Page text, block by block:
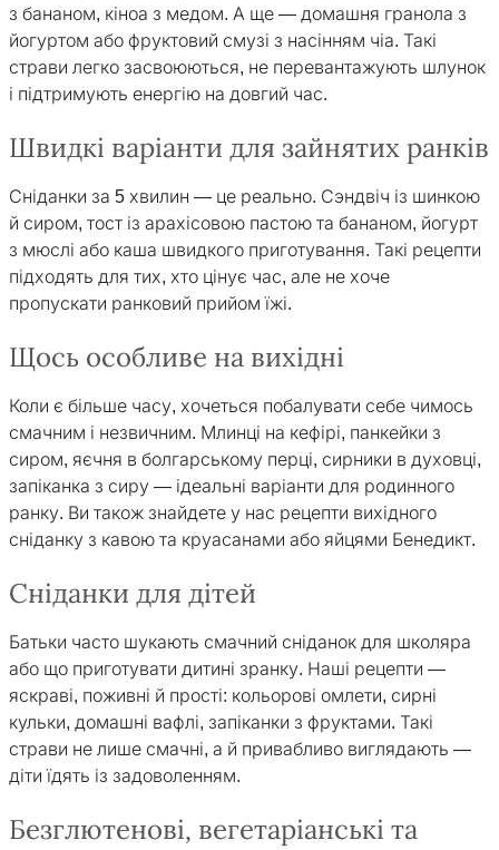
з бананом, кіноа з медом. А ще — домашня гранола з
йогуртом або фруктовий смузі з насінням чіа. Такі
страви легко засвоюються, не перевантажують шлунок
і підтримують енергію на довгий час.
Швидкі варіанти для зайнятих ранків
Сніданки за 5 хвилин — це реально. Сэндвіч із шинкою
й сиром, тост із арахісовою пастою та бананом, йогурт
з мюслі або каша швидкого приготування. Такі рецепти
підходять для тих, хто цінує час, але не хоче
пропускати ранковий прийом їжі.
Щось особливе на вихідні
Коли є більше часу, хочеться побалувати себе чимось
смачним і незвичним. Млинці на кефірі, панкейки з
сиром, яєчня в болгарському перці, сирники в духовці,
запіканка з сиру — ідеальні варіанти для родинного
ранку. Ви також знайдете у нас рецепти вихідного
сніданку з кавою та круасанами або яйцями Бенедикт.
Сніданки для дітей
Батьки часто шукають смачний сніданок для школяра
або що приготувати дитині зранку. Наші рецепти —
яскраві, поживні й прості: кольорові омлети, сирні
кульки, домашні вафлі, запіканки з фруктами. Такі
страви не лише смачні, а й привабливо виглядають —
діти їдять із задоволенням.
Безглютенові, вегетаріанські та